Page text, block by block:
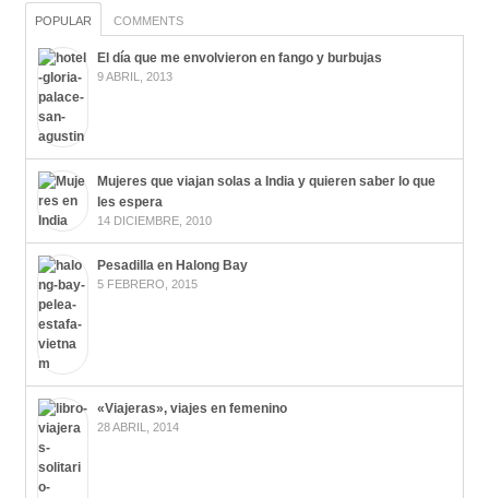
POPULAR COMMENTS
El día que me envolvieron en fango y burbujas
9 ABRIL, 2013
Mujeres que viajan solas a India y quieren saber lo que
les espera
14 DICIEMBRE, 2010
Pesadilla en Halong Bay
5 FEBRERO, 2015
«Viajeras», viajes en femenino
28 ABRIL, 2014